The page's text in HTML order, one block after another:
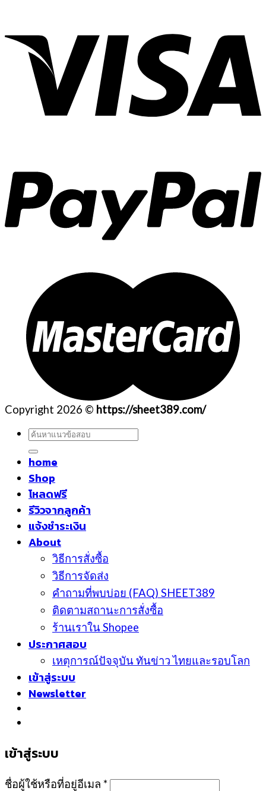
Copyright 2026 © https://sheet389.com/
ค้นหา:
home
Shop
โหลดฟรี
รีวิวจากลูกค้า
แจ้งชำระเงิน
About
วิธีการสั่งซื้อ
วิธีการจัดส่ง
คำถามที่พบบ่อย (FAQ) SHEET389
ติดตามสถานะการสั่งซื้อ
ร้านเราใน Shopee
ประกาศสอบ
เหตุการณ์ปัจจุบัน ทันข่าว ไทยและรอบโลก
เข้าสู่ระบบ
Newsletter
เข้าสู่ระบบ
ชื่อผู้ใช้หรือที่อยู่อีเมล *